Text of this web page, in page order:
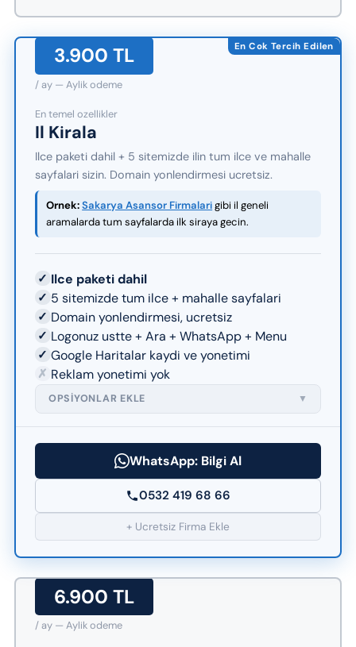
En Cok Tercih Edilen
3.900 TL
/ ay — Aylik odeme
En temel ozellikler
Il Kirala
Ilce paketi dahil + 5 sitemizde ilin tum ilce ve mahalle
sayfalari sizin. Domain yonlendirmesi ucretsiz.
Ornek:Sakarya Asansor Firmalarigibi il geneli
aramalarda tum sayfalarda ilk siraya gecin.
✓ Ilce paketi dahil
✓ 5 sitemizde tum ilce + mahalle sayfalari
✓ Domain yonlendirmesi, ucretsiz
✓ Logonuz ustte + Ara + WhatsApp + Menu
✓ Google Haritalar kaydi ve yonetimi
✗ Reklam yonetimi yok
OPSIYONLAR EKLE ▼
WhatsApp: Bilgi Al
0532 419 68 66
+ Ucretsiz Firma Ekle
6.900 TL
/ ay — Aylik odeme